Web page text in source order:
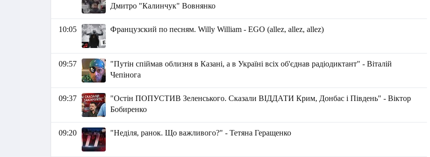
Дмитро "Калинчук" Вовнянко
10:05 Французский по песням. Willy William - EGO (allez, allez, allez)
09:57
"Путін спіймав облизня в Казані, а в Україні всіх об'єднав радіодиктант" - Віталій
Чепінога
09:37
"Остін ПОПУСТИВ Зеленського. Сказали ВІДДАТИ Крим, Донбас і Південь" - Віктор
Бобиренко
09:20 "Неділя, ранок. Що важливого?" - Тетяна Геращенко